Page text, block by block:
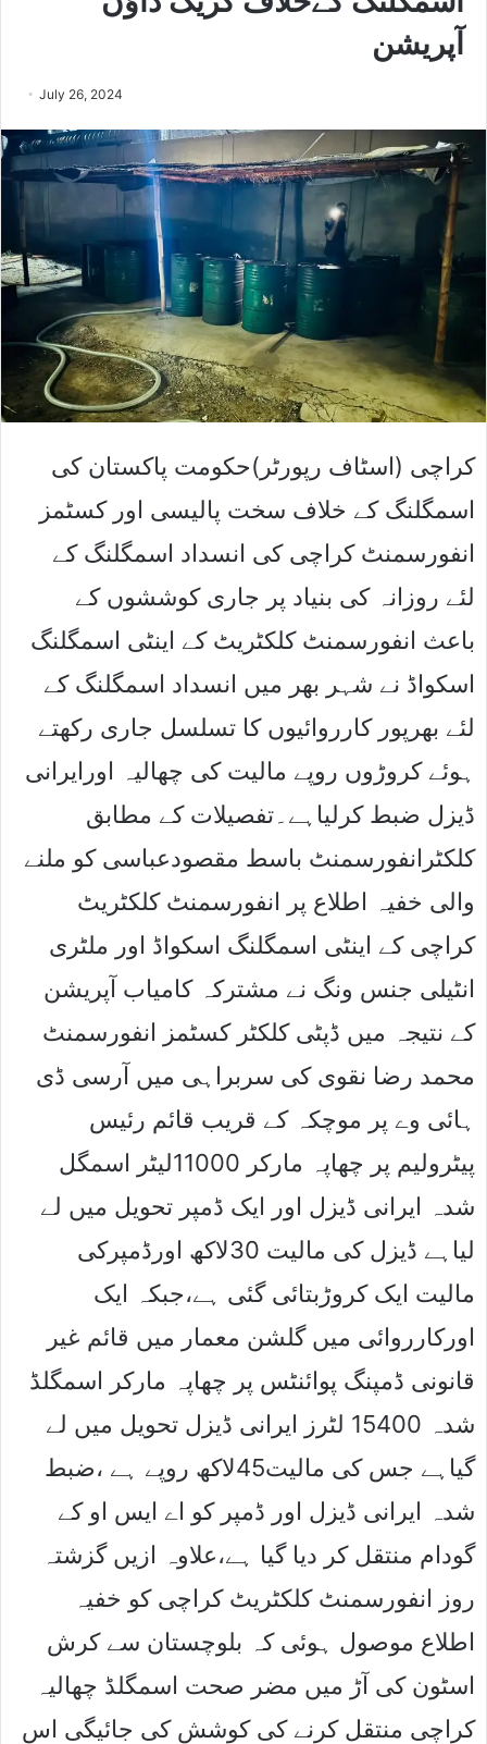
آپریشن
July 26, 2024
کراچی (اسٹاف رپورٹر)حکومت پاکستان کی
اسمگلنگ کے خلاف سخت پالیسی اور کسٹمز
انفورسمنٹ کراچی کی انسداد اسمگلنگ کے
لئے روزانہ کی بنیاد پر جاری کوششوں کے
باعث انفورسمنٹ کلکٹریٹ کے اینٹی اسمگلنگ
اسکواڈ نے شہر بھر میں انسداد اسمگلنگ کے
لئے بھرپور کارروائیوں کا تسلسل جاری رکھتے
ہوئے کروڑوں روپے مالیت کی چھالیہ اورایرانی
ڈیزل ضبط کرلیاہے۔تفصیلات کے مطابق
کلکٹرانفورسمنٹ باسط مقصودعباسی کو ملنے
والی خفیہ اطلاع پر انفورسمنٹ کلکٹریٹ
کراچی کے اینٹی اسمگلنگ اسکواڈ اور ملٹری
انٹیلی جنس ونگ نے مشترکہ کامیاب آپریشن
کے نتیجہ میں ڈپٹی کلکٹر کسٹمز انفورسمنٹ
محمد رضا نقوی کی سربراہی میں آرسی ڈی
ہائی وے پر موچکہ کے قریب قائم رئیس
پیٹرولیم پر چھاپہ مارکر 11000لیٹر اسمگل
شدہ ایرانی ڈیزل اور ایک ڈمپر تحویل میں لے
لیاہے ڈیزل کی مالیت 30لاکھ اورڈمپرکی
مالیت ایک کروڑبتائی گئی ہے،جبکہ ایک
اورکارروائی میں گلشن معمار میں قائم غیر
قانونی ڈمپنگ پوائنٹس پر چھاپہ مارکر اسمگلڈ
شدہ 15400 لٹرز ایرانی ڈیزل تحویل میں لے
گیاہے جس کی مالیت45لاکھ روپے ہے ،ضبط
شدہ ایرانی ڈیزل اور ڈمپر کو اے ایس او کے
گودام منتقل کر دیا گیا ہے،علاوہ ازیں گزشتہ
روز انفورسمنٹ کلکٹریٹ کراچی کو خفیہ
اطلاع موصول ہوئی کہ بلوچستان سے کرش
اسٹون کی آڑ میں مضر صحت اسمگلڈ چھالیہ
کراچی منتقل کرنے کی کوشش کی جائیگی اس